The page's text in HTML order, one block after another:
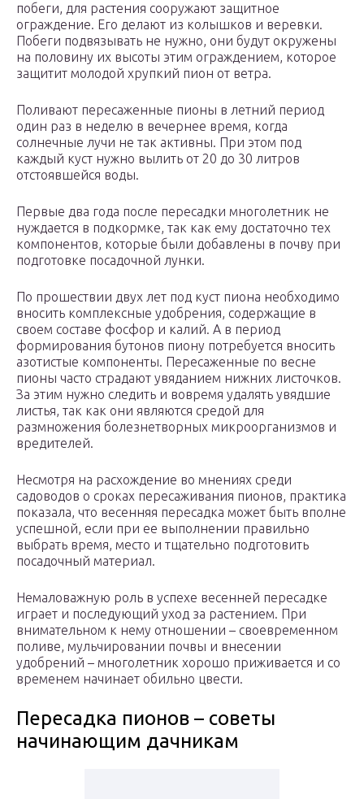
побеги, для растения сооружают защитное
ограждение. Его делают из колышков и веревки.
Побеги подвязывать не нужно, они будут окружены
на половину их высоты этим ограждением, которое
защитит молодой хрупкий пион от ветра.
Поливают пересаженные пионы в летний период
один раз в неделю в вечернее время, когда
солнечные лучи не так активны. При этом под
каждый куст нужно вылить от 20 до 30 литров
отстоявшейся воды.
Первые два года после пересадки многолетник не
нуждается в подкормке, так как ему достаточно тех
компонентов, которые были добавлены в почву при
подготовке посадочной лунки.
По прошествии двух лет под куст пиона необходимо
вносить комплексные удобрения, содержащие в
своем составе фосфор и калий. А в период
формирования бутонов пиону потребуется вносить
азотистые компоненты. Пересаженные по весне
пионы часто страдают увяданием нижних листочков.
За этим нужно следить и вовремя удалять увядшие
листья, так как они являются средой для
размножения болезнетворных микроорганизмов и
вредителей.
Несмотря на расхождение во мнениях среди
садоводов о сроках пересаживания пионов, практика
показала, что весенняя пересадка может быть вполне
успешной, если при ее выполнении правильно
выбрать время, место и тщательно подготовить
посадочный материал.
Немаловажную роль в успехе весенней пересадке
играет и последующий уход за растением. При
внимательном к нему отношении – своевременном
поливе, мульчировании почвы и внесении
удобрений – многолетник хорошо приживается и со
временем начинает обильно цвести.
Пересадка пионов – советы
начинающим дачникам